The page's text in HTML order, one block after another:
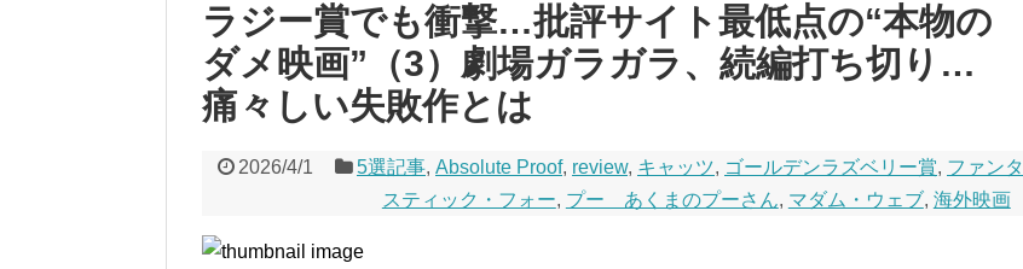
ラジー賞でも衝撃…批評サイト最低点の“本物の
ダメ映画”（3）劇場ガラガラ、続編打ち切り…
痛々しい失敗作とは
2026/4/1 5選記事, Absolute Proof, review, キャッツ, ゴールデンラズベリー賞, ファンタ
スティック・フォー, プー あくまのプーさん, マダム・ウェブ, 海外映画